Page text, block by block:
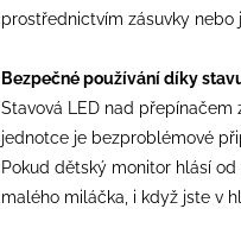
prostřednictvím zásuvky
Bezpečné používání díky
Stavová LED nad
jednotce je bezproblémové
Pokud dětský monitor hlásí
malého miláčka, i když jste v